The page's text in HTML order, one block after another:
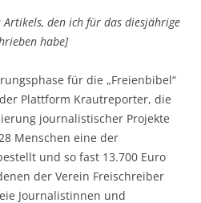
den ich für das diesjährige
habe]
für die „Freienbibel“
Plattform Krautreporter, die
journalistischer Projekte
Menschen eine der
und so fast 13.700 Euro
der Verein Freischreiber
Journalistinnen und